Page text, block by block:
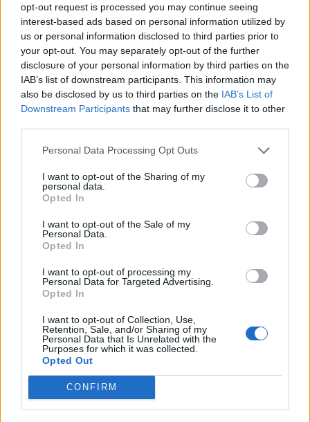
opt-out request is processed you may continue seeing
interest-based ads based on personal information utilized by
us or personal information disclosed to third parties prior to
your opt-out. You may separately opt-out of the further
disclosure of your personal information by third parties on the
IAB’s list of downstream participants. This information may
also be disclosed by us to third parties on the IAB’s List of
Downstream Participants that may further disclose it to other
Personal Data Processing Opt Outs
I want to opt-out of the Sharing of my
personal data.
Opted In
I want to opt-out of the Sale of my
Personal Data.
Opted In
I want to opt-out of processing my
Personal Data for Targeted Advertising.
Opted In
I want to opt-out of Collection, Use,
Retention, Sale, and/or Sharing of my
Personal Data that Is Unrelated with the
Purposes for which it was collected.
Opted Out
CONFIRM
Растущая популярность чтения и книги на
русском как признак осознанности
Больше статей
Актуально
Украина Государственная поддержка
Где отдохнуть сегодня Кормление грудью
Безопасность Сон ребенка
Искусственный интеллект